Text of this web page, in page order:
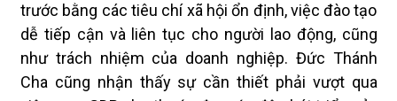
trước bằng các tiêu chí xã hội ổn định, việc đào tạo
dễ tiếp cận và liên tục cho người lao động, cũng
như trách nhiệm của doanh nghiệp. Đức Thánh
Cha cũng nhận thấy sự cần thiết phải vượt qua